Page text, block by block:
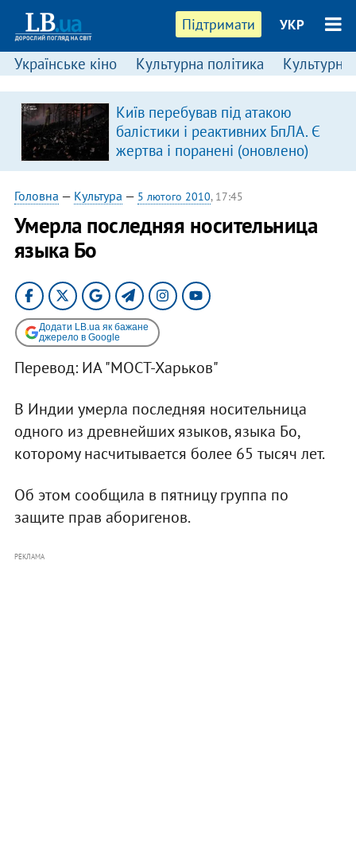
Підтримати УКР
Українське кіно Культурна політика Культурні
Київ перебував під атакою
балістики і реактивних БпЛА. Є
жертва і поранені (оновлено)
Головна — Культура — 5 лютого 2010, 17:45
Умерла последняя носительница
языка Бо
Додати LB.ua як бажане
джерело в Google
Перевод: ИА "МОСТ-Харьков"
В Индии умерла последняя носительница
одного из древнейших языков, языка Бо,
которому насчитывается более 65 тысяч лет.
Об этом сообщила в пятницу группа по
защите прав аборигенов.
РЕКЛАМА